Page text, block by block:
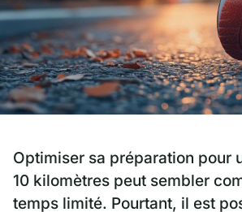
Optimiser sa préparation pour
10 kilomètres peut sembler
temps limité. Pourtant, il est